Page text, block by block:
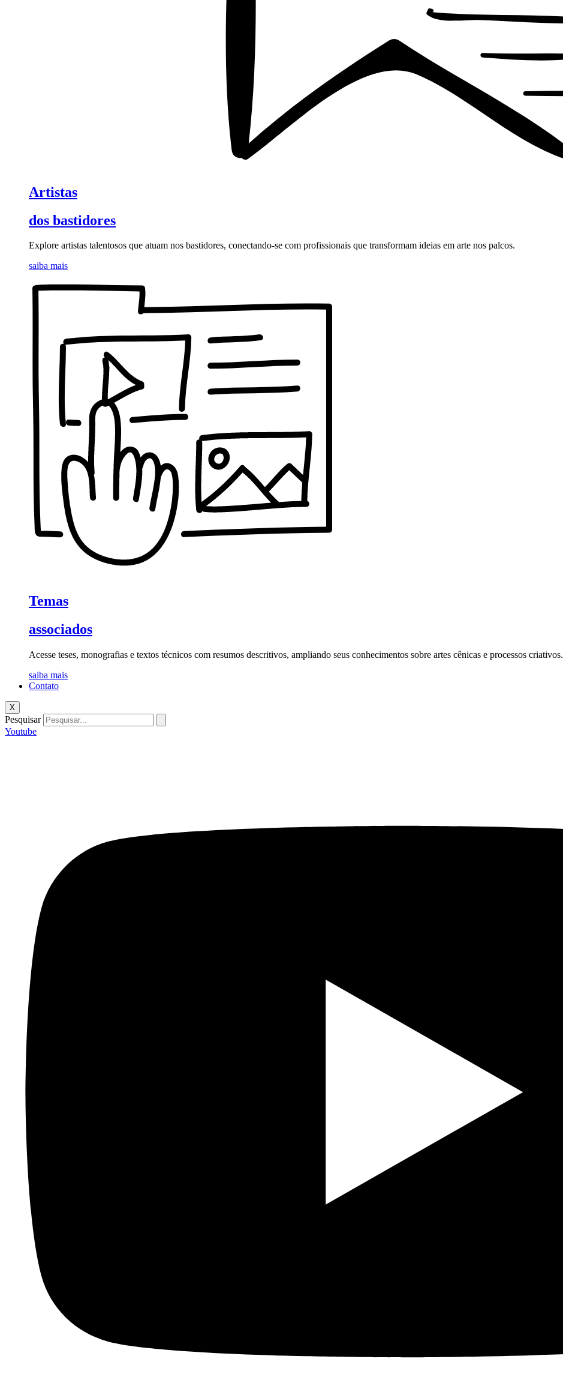
Artistas
dos bastidores
Explore artistas talentosos que atuam nos bastidores, conectando-se com profissionais que transformam ideias em arte nos palcos.
saiba mais
Temas
associados
Acesse teses, monografias e textos técnicos com resumos descritivos, ampliando seus conhecimentos sobre artes cênicas e processos criativos.
saiba mais
Contato
X
Pesquisar
Youtube